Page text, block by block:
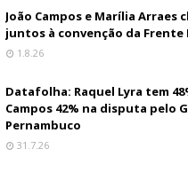
João Campos e Marília Arraes
juntos à convenção da Frente
1.8.26
Datafolha: Raquel Lyra tem
Campos 42% na disputa pelo
Pernambuco
31.7.26